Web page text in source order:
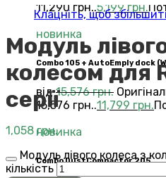
11,290 грн..5,199грн.
новинка
Combo 105 + AutoEmply dock
від15,576грн.
15,576 грн..11,799 грн.
новинка
Combo DustCompactor 205
Клацніть, щоб
Модуль
колесом для
серії
1,058 грн.
Модуль лівого колеса з
кількість